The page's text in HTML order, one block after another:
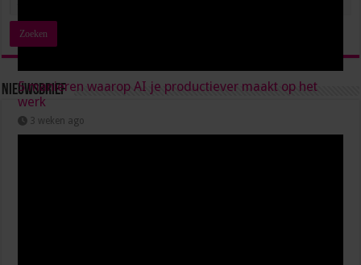
5 manieren waarop AI je productiever maakt op het
werk
3 weken ago
Nieuwsbrief